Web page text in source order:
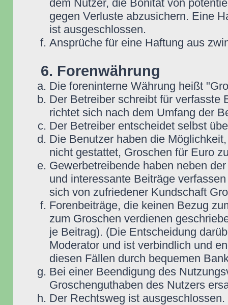
dem Nutzer, die Bonität von
gegen Verluste abzusichern. Eine
ist ausgeschlossen.
Ansprüche für eine Haftung aus
6. Forenwährung
Die foreninterne Währung heißt
Der Betreiber schreibt für verfasste
richtet sich nach dem Umfang der
Der Betreiber entscheidet selbst
Die Benutzer haben die
nicht gestattet, Groschen für Euro
Gewerbetreibende haben neben
und interessante Beiträge
sich von zufriedener Kundschaft
Forenbeiträge, die keinen Bezug
zum Groschen verdienen
je Beitrag). (Die Entscheidung
Moderator und ist verbindlich und
diesen Fällen durch bequemen
Bei einer Beendigung des
Groschenguthaben des Nutzers
Der Rechtsweg ist ausgeschlossen.